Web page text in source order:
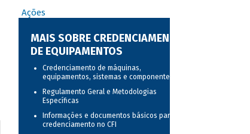
Ações
MAIS SOBRE CREDENCIAMENTO
DE EQUIPAMENTOS
Credenciamento de máquinas,
equipamentos, sistemas e componentes
Regulamento Geral e Metodologias
Específicas
Informações e documentos básicos para o
credenciamento no CFI